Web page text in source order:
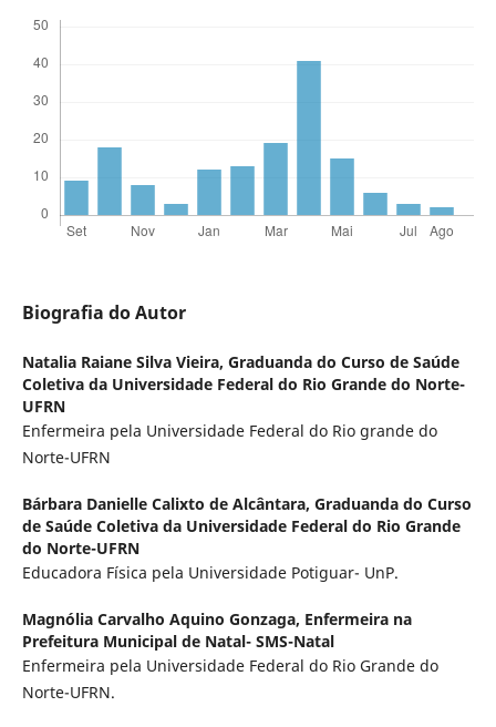
Biografia do Autor
Natalia Raiane Silva Vieira, Graduanda do Curso de Saúde
Coletiva da Universidade Federal do Rio Grande do Norte-
UFRN
Enfermeira pela Universidade Federal do Rio grande do
Norte-UFRN
Bárbara Danielle Calixto de Alcântara, Graduanda do Curso
de Saúde Coletiva da Universidade Federal do Rio Grande
do Norte-UFRN
Educadora Física pela Universidade Potiguar- UnP.
Magnólia Carvalho Aquino Gonzaga, Enfermeira na
Prefeitura Municipal de Natal- SMS-Natal
Enfermeira pela Universidade Federal do Rio Grande do
Norte-UFRN.